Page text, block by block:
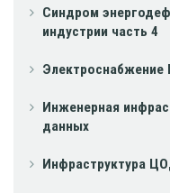
Синдром
индустрии часть 4
Инженерная
данных
Инфраструктура